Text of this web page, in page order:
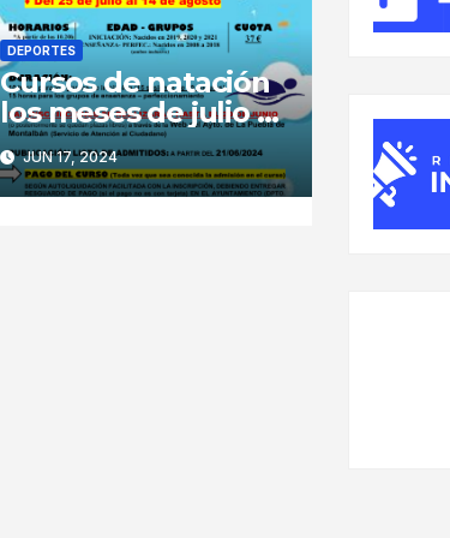
DEPORTES
Cursos de natación
los meses de julio y
agosto
JUN 17, 2024